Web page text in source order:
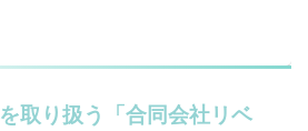
取り扱う「合同会社リベ